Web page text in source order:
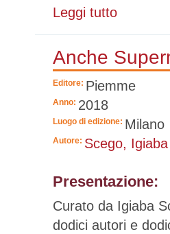
Leggi tutto
Anche
Editore: Piemme
Anno: 2018
Luogo di edizione: Milano
Autore: Scego, Igiaba
Presentazione:
Curato da Igiaba
dodici autori e